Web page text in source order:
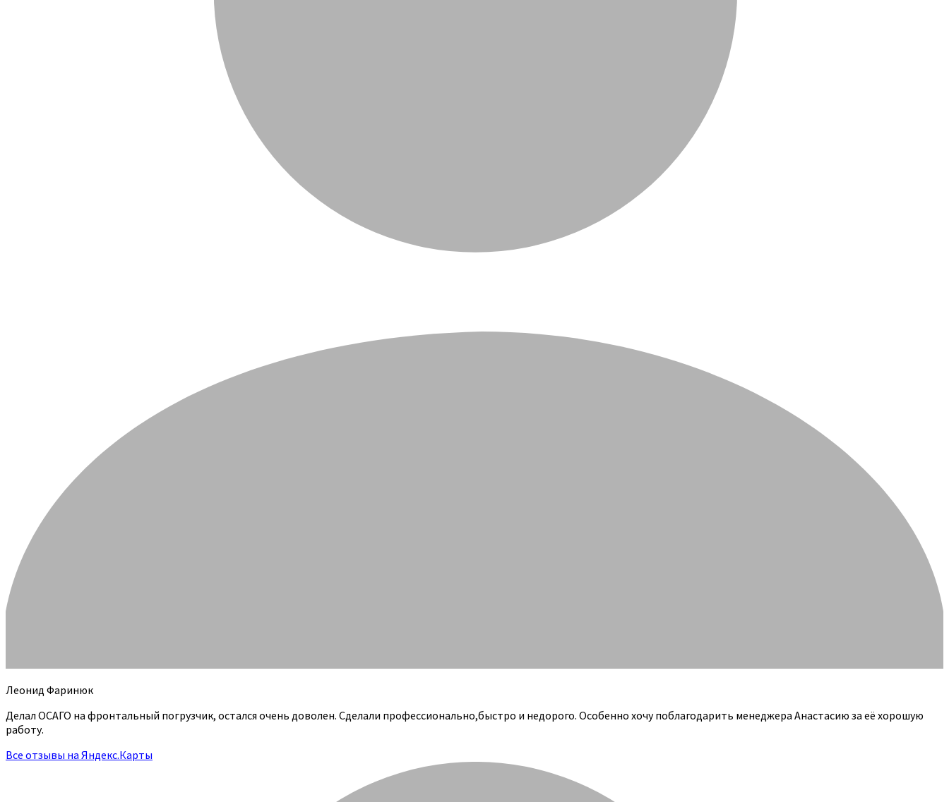
Леонид Фаринюк
Делал ОСАГО на фронтальный погрузчик, остался очень доволен. Сделали профессионально,быстро и недорого. Особенно хочу поблагодарить менеджера Анастасию за её хорошую
работу.
Все отзывы на Яндекс.Карты